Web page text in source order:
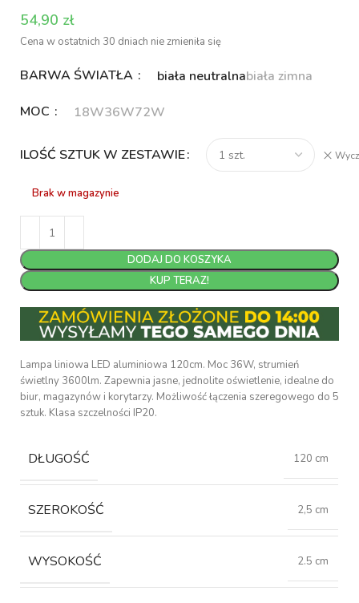
zł
Cena w ostatnich 30 dniach nie zmieniła się
BARWA ŚWIATŁA biała neutralnabiała zimna
MOC 18W36W72W
ILOŚĆ SZTUK W ZESTAWIE
Brak w magazynie
DODAJ DO KOSZYKA
KUP TERAZ!
Lampa liniowa LED aluminiowa 120cm. Moc 36W, strumień
świetlny 3600lm. Zapewnia jasne, jednolite oświetlenie, idealne do
biur, magazynów i korytarzy. Możliwość łączenia szeregowego do 5
sztuk. Klasa szczelności IP20.
DŁUGOŚĆ 120 cm
SZEROKOŚĆ 2,5 cm
WYSOKOŚĆ 2.5 cm